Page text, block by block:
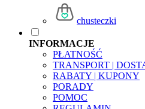
chusteczki
INFORMACJE
PŁATNOŚĆ
TRANSPORT |
RABATY | KUPONY
PORADY
POMOC